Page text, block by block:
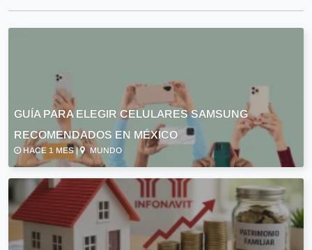
GUÍA PARA ELEGIR CELULARES SAMSUNG
RECOMENDADOS EN MÉXICO
HACE 1 MES | MUNDO